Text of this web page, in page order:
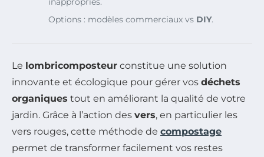
Options : modèles commerciaux vs DIY.
Le lombricomposteur constitue une solution
innovante et écologique pour gérer vos déchets
organiques tout en améliorant la qualité de votre
jardin. Grâce à l’action des vers, en particulier les
vers rouges, cette méthode de compostage
permet de transformer facilement vos restes